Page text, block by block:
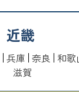
近畿
兵庫 奈良 和歌
滋賀